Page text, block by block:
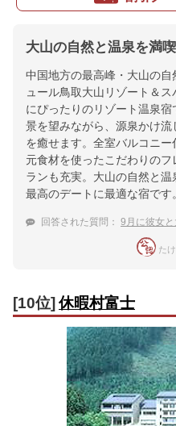
大山の自然と温泉を満
中国地方の最高峰・大山の
ュール鳥取大山リゾート＆
にぴったりのリゾート温泉宿
景を望みながら、源泉かけ
を癒せます。全室バルコニ
元食材を使ったこだわりの
ランも充実。大山の自然と
最高のデートに最適な宿です。
回答された質問： 9月に彼女と大山を
た
[10位]休暇村富士